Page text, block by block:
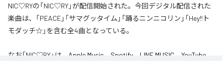
NIC♡RYの「NIC♡RY」が配信開始された。今回デジタル配信された
楽曲は、「PEACE」「サマグッタイム」「踊るニンニコリン」「Hey!!ト
モダッチ☆」を含む全4曲となっている。
なお「NIC♡RY」は、 Apple Music Spotify LINE MUSIC
YouTube